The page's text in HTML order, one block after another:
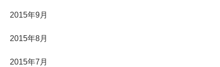
2015年9月
2015年8月
2015年7月